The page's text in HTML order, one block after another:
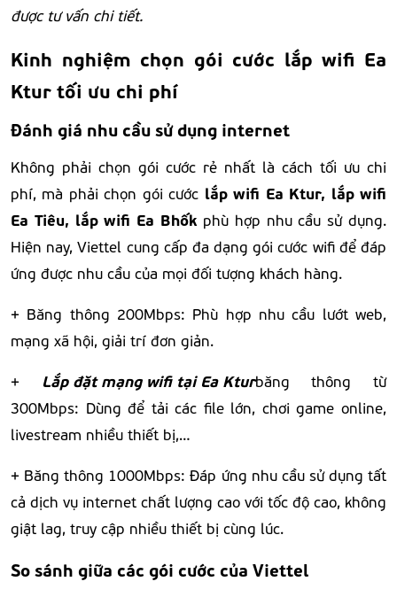
được tư vấn chi tiết.
Kinh nghiệm chọn gói cước lắp wifi Ea
Ktur tối ưu chi phí
Đánh giá nhu cầu sử dụng internet
Không phải chọn gói cước rẻ nhất là cách tối ưu chi
phí, mà phải chọn gói cước lắp wifi Ea Ktur, lắp wifi
Ea Tiêu, lắp wifi Ea Bhốk phù hợp nhu cầu sử dụng.
Hiện nay,Viettel cung cấp đa dạng gói cước wifi để đáp
ứng được nhu cầu của mọi đối tượng khách hàng.
+ Băng thông 200Mbps: Phù hợp nhu cầu lướt web,
mạng xã hội, giải trí đơn giản.
+ Lắp đặt mạng wifi tại Ea Kturbăng thông từ
300Mbps: Dùng để tải các file lớn, chơi game online,
livestream nhiều thiết bị,…
+ Băng thông 1000Mbps: Đáp ứng nhu cầu sử dụng tất
cả dịch vụ internet chất lượng cao với tốc độ cao, không
giật lag, truy cập nhiều thiết bị cùng lúc.
So sánh giữa các gói cước của Viettel